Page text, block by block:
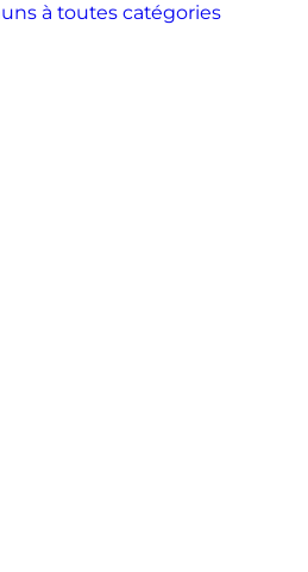
à toutes catégories